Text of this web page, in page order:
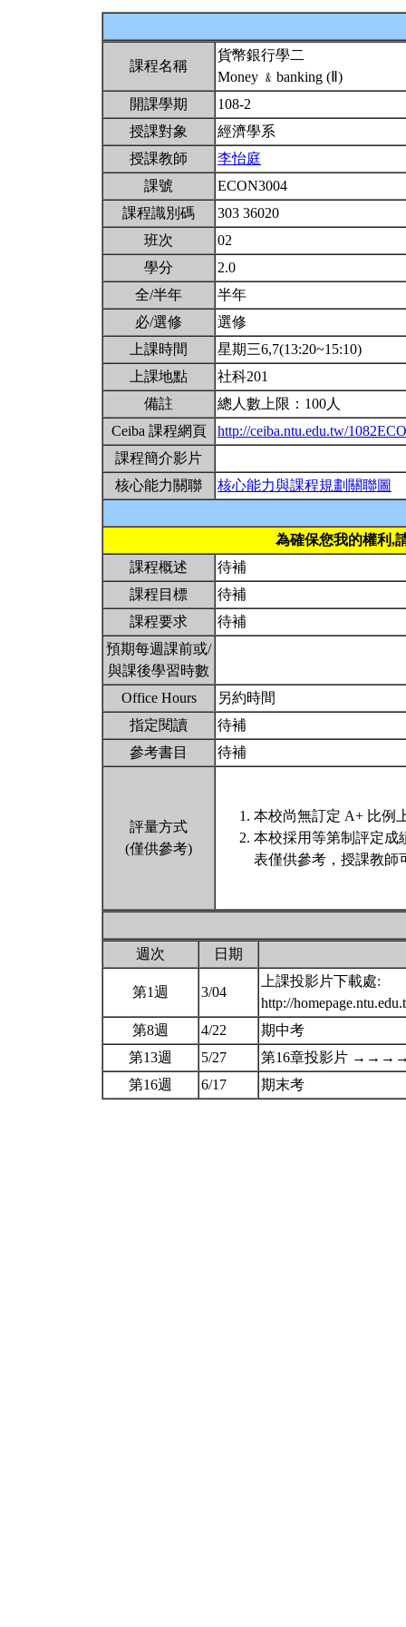
課程名稱
貨幣銀行學二
Money ﹠banking (Ⅱ)
開課學期
108-2
授課對象
經濟學系
授課教師
李怡庭
課號
ECON3004
課程識別碼
303 36020
班次
02
學分
2.0
全/半年
半年
必/選修
選修
上課時間
星期三6,7(13:20~15:10)
上課地點
社科201
備註
總人數上限：100人
Ceiba 課程網頁
http://ceiba.ntu.edu.tw/
課程簡介影片
核心能力關聯
核心能力與課程規劃關聯圖
為確保您我的權利,
課程概述
待補
課程目標
待補
課程要求
待補
預期每週課前或/
與課後學習時數
Office Hours
另約時間
指定閱讀
待補
參考書目
待補
評量方式
(僅供參考)
本校尚無訂定 A+ 比例
本校採用等第制評定成
表僅供參考，授課教師
週次 日期
第1週 3/04
上課投影片下載處:
http://
第8週
4/22
期中考
第13週
5/27
第16章投影片
第16週
6/17 期末考